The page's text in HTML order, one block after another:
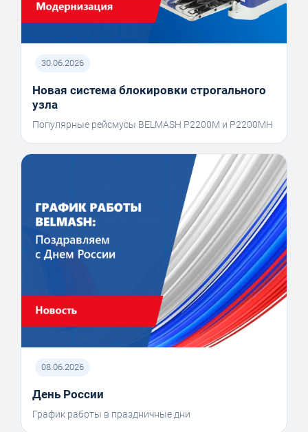
30.06.2026
Новая система блокировки строгального
узла
Популярные рейсмусы BELMASH P2200M и P2200MH
08.06.2026
День России
График работы в праздничные дни